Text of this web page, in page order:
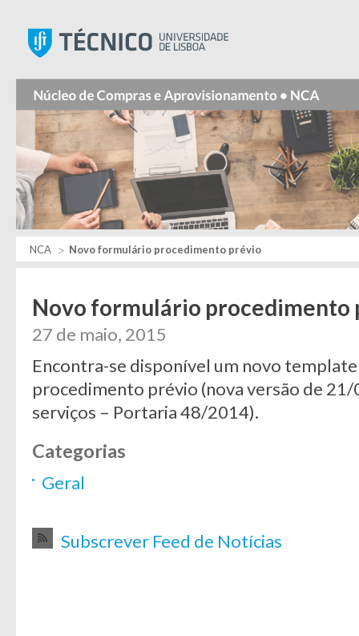
NCA Novo formulário procedimento prévio
Novo formulário procedimento
27 de maio, 2015
Encontra-se disponível um novo
procedimento prévio (nova versão de
serviços – Portaria 48/2014).
Categorias
Geral
Subscrever Feed de Notícias